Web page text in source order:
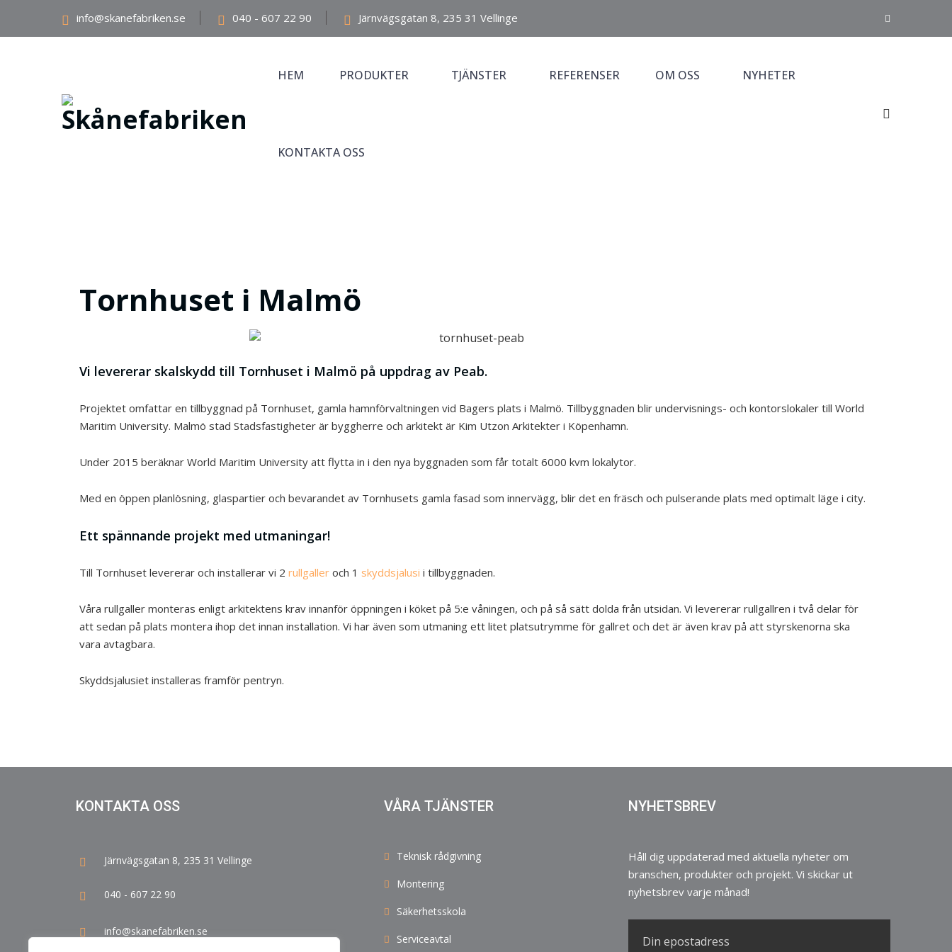
info@skanefabriken.se 040 - 607 22 90 Järnvägsgatan 8, 235 31 Vellinge
HEM PRODUKTER TJÄNSTER REFERENSER OM OSS NYHETER
KONTAKTA OSS
Tornhuset i Malmö
Vi levererar skalskydd till Tornhuset i Malmö på uppdrag av Peab.
Projektet omfattar en tillbyggnad på Tornhuset, gamla hamnförvaltningen vid Bagers plats i Malmö. Tillbyggnaden blir undervisnings- och kontorslokaler till World
Maritim University. Malmö stad Stadsfastigheter är byggherre och arkitekt är Kim Utzon Arkitekter i Köpenhamn.
Under 2015 beräknar World Maritim University att flytta in i den nya byggnaden som får totalt 6000 kvm lokalytor.
Med en öppen planlösning, glaspartier och bevarandet av Tornhusets gamla fasad som innervägg, blir det en fräsch och pulserande plats med optimalt läge i city.
Ett spännande projekt med utmaningar!
Till Tornhuset levererar och installerar vi 2 rullgaller och 1 skyddsjalusi i tillbyggnaden.
Våra rullgaller monteras enligt arkitektens krav innanför öppningen i köket på 5:e våningen, och på så sätt dolda från utsidan. Vi levererar rullgallren i två delar för
att sedan på plats montera ihop det innan installation. Vi har även som utmaning ett litet platsutrymme för gallret och det är även krav på att styrskenorna ska
vara avtagbara.
Skyddsjalusiet installeras framför pentryn.
KONTAKTA OSS
Järnvägsgatan 8, 235 31 Vellinge
040 - 607 22 90
info@skanefabriken.se
VÅRA TJÄNSTER
Teknisk rådgivning
Montering
Säkerhetsskola
Serviceavtal
NYHETSBREV
Håll dig uppdaterad med aktuella nyheter om
branschen, produkter och projekt. Vi skickar ut
nyhetsbrev varje månad!